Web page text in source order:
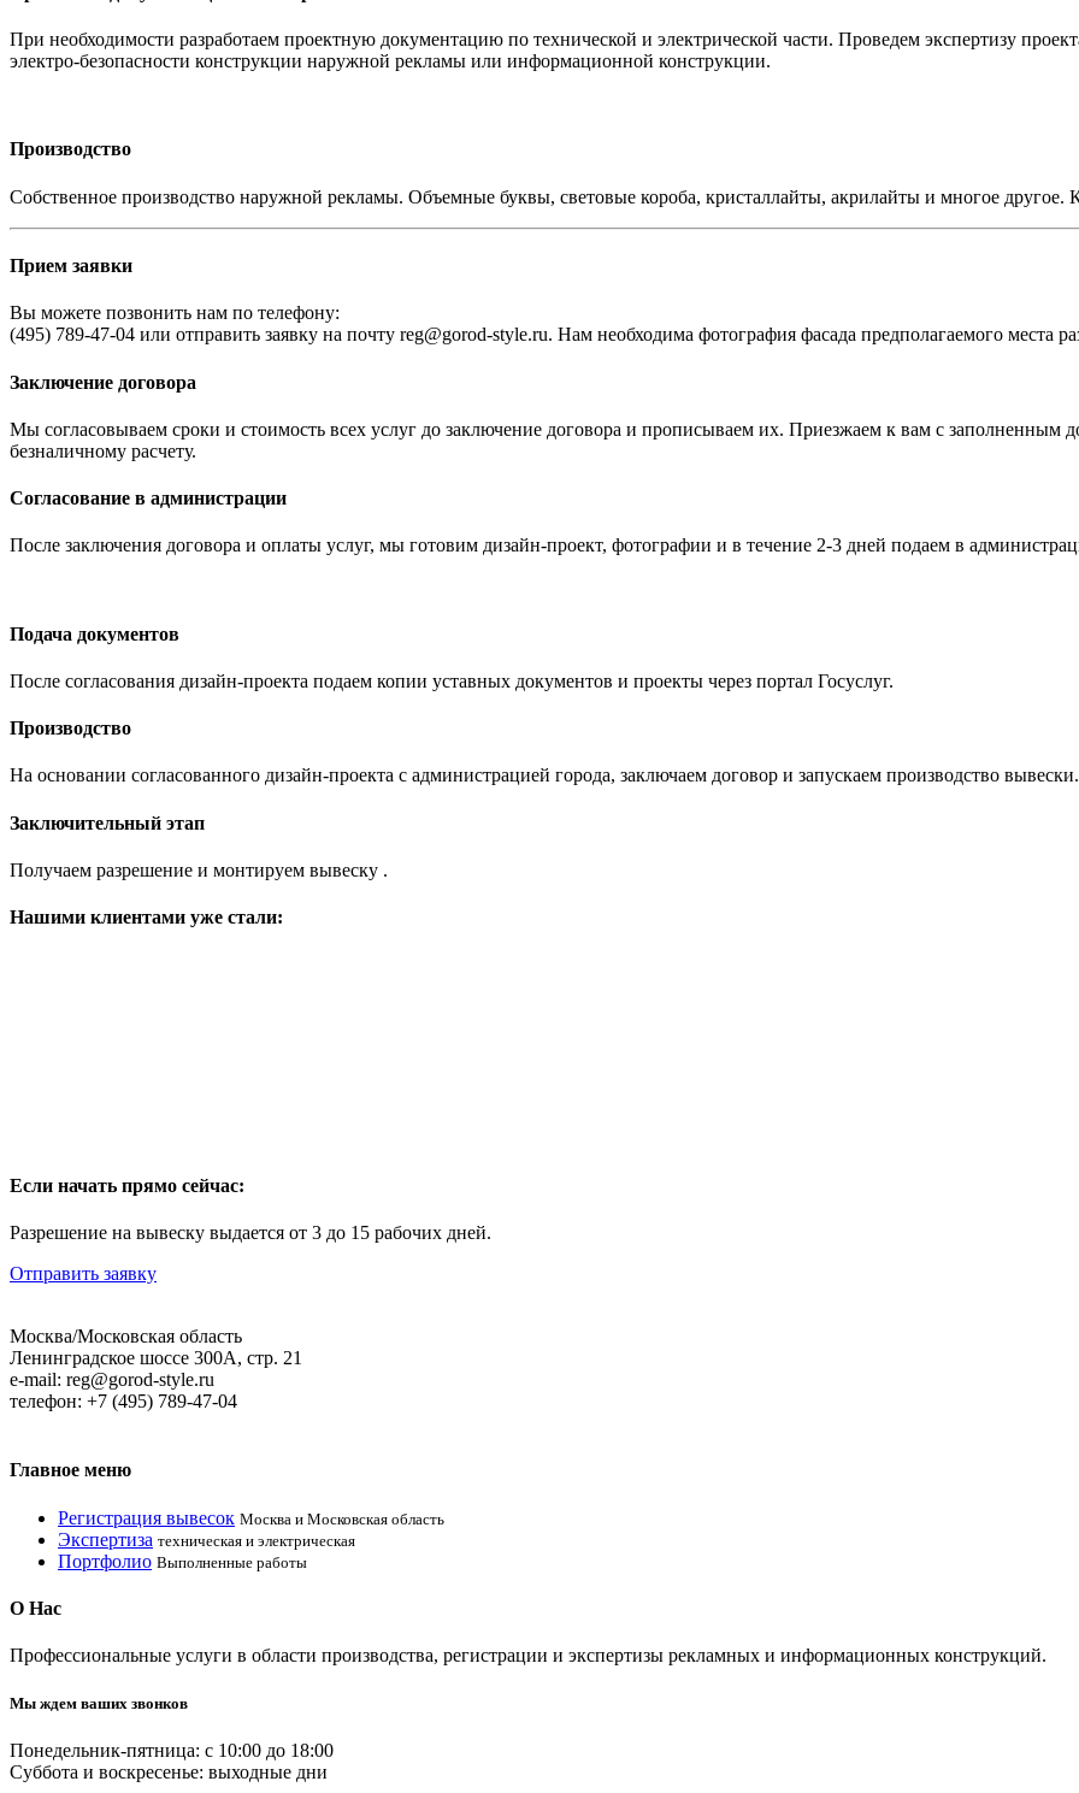
При необходимости разработаем проектную документацию по технической и электрической части. Проведем экспертизу
электро-безопасности конструкции наружной рекламы или информационной конструкции.
Производство
Собственное производство наружной рекламы. Объемные буквы, световые короба, кристаллайты, акрилайты и многое
Прием заявки
Вы можете позвонить нам по телефону:
(495) 789-47-04 или отправить заявку на почту reg@gorod-style.ru. Нам необходима фотография фасада предполагаемого места
Заключение договора
Мы согласовываем сроки и стоимость всех услуг до заключение договора и прописываем их. Приезжаем к вам с
безналичному расчету.
Согласование в администрации
После заключения договора и оплаты услуг, мы готовим дизайн-проект, фотографии и в течение 2-3 дней подаем в
Подача документов
После согласования дизайн-проекта подаем копии уставных документов и проекты через портал Госуслуг.
Производство
На основании согласованного дизайн-проекта с администрацией города, заключаем договор и запускаем производство вывески.
Заключительный этап
Получаем разрешение и монтируем вывеску .
Нашими клиентами уже стали:
Если начать прямо сейчас:
Разрешение на вывеску выдается от 3 до 15 рабочих дней.
Отправить заявку
Москва/Московская область
Ленинградское шоссе 300А, стр. 21
e-mail: reg@gorod-style.ru
телефон: +7 (495) 789-47-04
Главное меню
Регистрация вывесок Москва и Московская область
Экспертиза техническая и электрическая
Портфолио Выполненные работы
О Нас
Профессиональные услуги в области производcтва, регистрации и экспертизы рекламных и информационных конструкций.
Мы ждем ваших звонков
Понедельник-пятница: с 10:00 до 18:00
Суббота и воскресенье: выходные дни